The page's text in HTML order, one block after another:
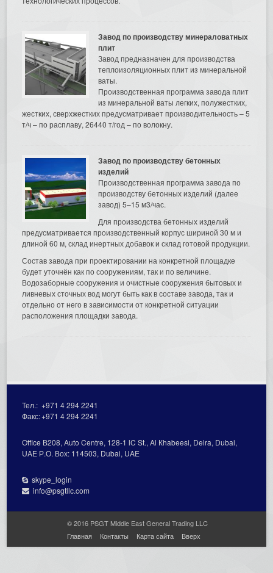
Завод по производству минераловатных
плит
Завод предназначен для производства
теплоизоляционных плит из минеральной
ваты.
Производственная программа завода плит
из минеральной ваты легких, полужестких,
жестких, сверхжестких предусматривает производительность – 5
т/ч – по расплаву, 26440 т/год – по волокну.
Завод по производству бетонных
изделий
Производственная программа завода по
производству бетонных изделий (далее
завод) 5–15 м3/час.
Для производства бетонных изделий
предусматривается производственный корпус шириной 30 м и
длиной 60 м, склад инертных добавок и склад готовой продукции.
Состав завода при проектировании на конкретной площадке
будет уточнён как по сооружениям, так и по величине.
Водозаборные сооружения и очистные сооружения бытовых и
ливневых сточных вод могут быть как в составе завода, так и
отдельно от него в зависимости от конкретной ситуации
расположения площадки завода.
Тел.:+971 4 294 2241
Факс:+971 4 294 2241
Office В208, Auto Centre, 128-1 lC St., Al Кhabeesi, Deira, Dubai,
UAE Р.О. Вох: 114503, Dubai, UAE
skype_login
info@psgtllc.com
© 2016 PSGT Middle East General Trading LLC
Главная
Контакты Карта сайта Вверх